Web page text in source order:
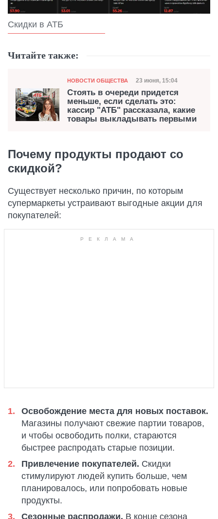
Скидки в АТБ
Читайте также:
Категория
НОВОСТИ ОБЩЕСТВА Дата публикации
23 июня, 15:04
Стоять в очереди придется
меньше, если сделать это:
кассир "АТБ" рассказала, какие
товары выкладывать первыми
Почему продукты продают со
скидкой?
Существует несколько причин, по которым
супермаркеты устраивают выгодные акции для
покупателей:
Освобождение места для новых поставок.
Магазины получают свежие партии товаров,
и чтобы освободить полки, стараются
быстрее распродать старые позиции.
Привлечение покупателей. Скидки
стимулируют людей купить больше, чем
планировалось, или попробовать новые
продукты.
Сезонные распродажи. В конце сезона